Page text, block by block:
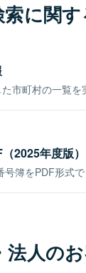
に関
市町村の一覧を
2025年度版）
簿をPDF形式で
法人の